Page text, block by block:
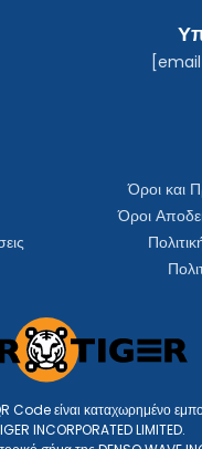
Όροι και
Όροι
Code είναι καταχωρημένο
INCORPORATED LIMITED.